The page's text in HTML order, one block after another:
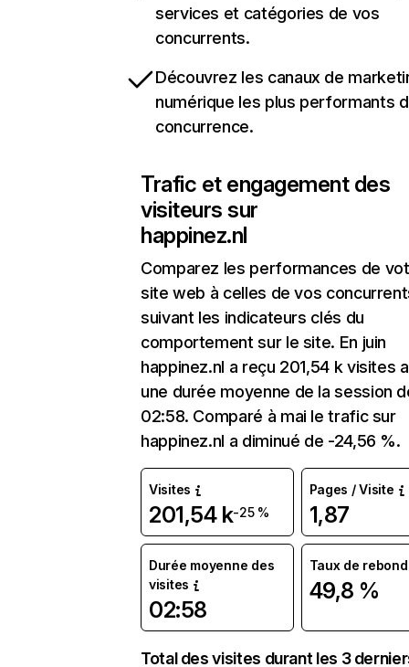
services et catégories de vos
concurrents.
Découvrez les canaux de
numérique les plus performants
concurrence.
Trafic et engagement des
visiteurs sur
happinez.nl
Comparez les performances de
site web à celles de vos
suivant les indicateurs clés du
comportement sur le site. En juin
happinez.nl a reçu 201,54 k visites
une durée moyenne de la session
02:58. Comparé à mai le trafic sur
happinez.nl a diminué de -24,56 %.
Visites
201,54 k-25 %
Pages / Visite
1,87
Durée moyenne des
visites
02:58
Taux de rebond
49,8 %
Total des visites durant les 3